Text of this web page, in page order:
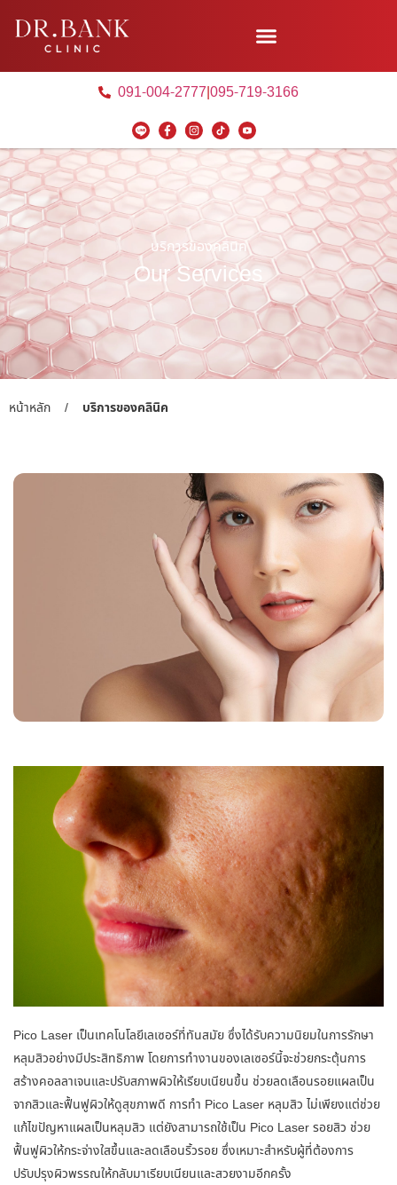
091-004-2777|095-719-3166
บริการของคลินิค
Our Services
หน้าหลัก / บริการของคลินิค
Pico Laser เป็นเทคโนโลยีเลเซอร์ที่ทันสมัย ซึ่งได้รับความนิยมในการรักษา
หลุมสิวอย่างมีประสิทธิภาพ โดยการทำงานของเลเซอร์นี้จะช่วยกระตุ้นการ
สร้างคอลลาเจนและปรับสภาพผิวให้เรียบเนียนขึ้น ช่วยลดเลือนรอยแผลเป็น
จากสิวและฟื้นฟูผิวให้ดูสุขภาพดี การทำ Pico Laser หลุมสิว ไม่เพียงแต่ช่วย
แก้ไขปัญหาแผลเป็นหลุมสิว แต่ยังสามารถใช้เป็น Pico Laser รอยสิว ช่วย
ฟื้นฟูผิวให้กระจ่างใสขึ้นและลดเลือนริ้วรอย ซึ่งเหมาะสำหรับผู้ที่ต้องการ
ปรับปรุงผิวพรรณให้กลับมาเรียบเนียนและสวยงามอีกครั้ง